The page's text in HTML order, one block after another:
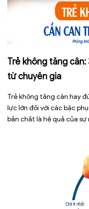
Trẻ không tăng
từ chuyên gia
Trẻ không tăng cân hay
lực lớn đối với các bậc
bản chất là hệ quả của